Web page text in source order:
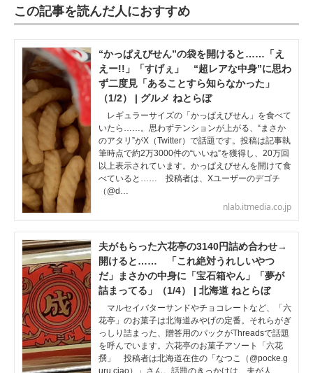
この記事を読んだ人におすすめ
“かっぱえびせん”の袋を開けると……「え
えー!!」「すげぇ」 “超レアな中身”に思わ
ず二度見「あることすら知らなかった」
（1/2） | グルメ ねとらぼ
レギュラーサイズの「かっぱえびせん」を食べて
いたら……。思わずテンションが上がる、“まさか
のアタリ”がX（Twitter）で話題です。投稿は記事執
筆時点で約2万3000件の“いいね”を獲得し、20万回
以上表示されています。かっぱえびせんを開けて食
べていると…… 投稿者は、Xユーザーのデゴチ
（@d…
nlab.itmedia.co.jp
夫がもらった六花亭の3140円詰め合わせ→
開けると…… 「これ絶対うれしいやつ
だ」まさかの中身に「宝石箱やん」「夢が
詰まってる」（1/4） | 北海道 ねとらぼ
マルセイバターサンドやチョコレートなど、「六
花亭」のお菓子は北海道みやげの定番。それらがぎ
っしり詰まった、贈答用のパックがThreadsで話題
を呼んでいます。六花亭のお菓子アソート「六花
撰」 投稿者は北海道在住の「なつこ（@pocke.g